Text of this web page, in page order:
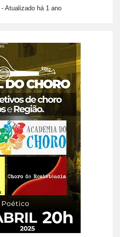
- Atualizado há 1 ano